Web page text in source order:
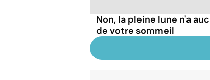
Non, la pleine lune n'a
de votre sommeil